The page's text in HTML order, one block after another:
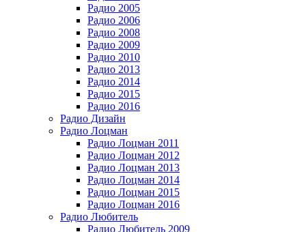
Радио 2005
Радио 2006
Радио 2008
Радио 2009
Радио 2010
Радио 2013
Радио 2014
Радио 2015
Радио 2016
Радио Дизайн
Радио Лоцман
Радио Лоцман 2011
Радио Лоцман 2012
Радио Лоцман 2013
Радио Лоцман 2014
Радио Лоцман 2015
Радио Лоцман 2016
Радио Любитель
Радио Любитель 2009